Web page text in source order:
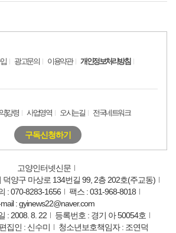
광고문의 이용약관
개인정보처리방침
)강령 사업영역 오시는길 전국네트워크
구독신청하기
고양인터넷신문
덕양구 마상로 134번길 99, 2층 202호(주교동)
: 070-8283-1656
팩스 : 031-968-8018
: gyinews22@naver.com
: 2008. 8. 22
등록번호 : 경기 아 50054호
편집인 : 신수미 청소년보호책임자 : 조연덕